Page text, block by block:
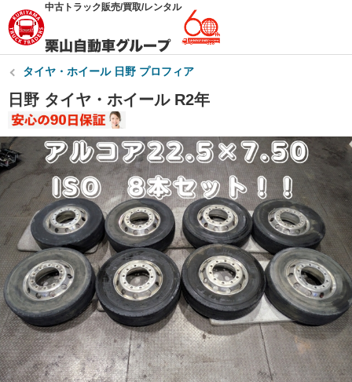
中古トラック販売/買取/レンタル
タイヤ・ホイール 日野 プロフィア
日野 タイヤ・ホイール R2年